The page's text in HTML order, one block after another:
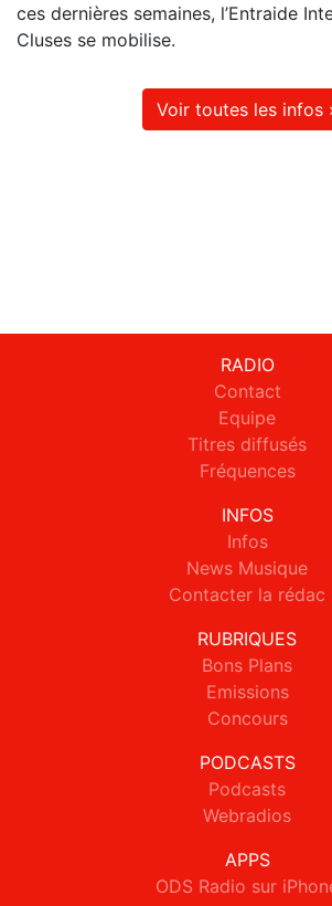
ces dernières semaines, l’Entraide
Cluses se mobilise.
Voir toutes les infos
RADIO
Contact
Equipe
Titres diffusés
Fréquences
INFOS
Infos
News Musique
Contacter la rédac
RUBRIQUES
Bons Plans
Emissions
Concours
PODCASTS
Podcasts
Webradios
APPS
ODS Radio sur